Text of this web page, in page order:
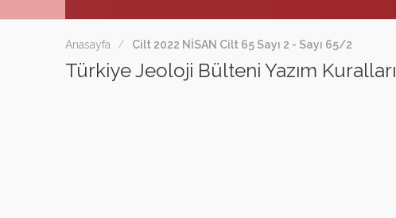
Anasayfa Cilt 2022 NİSAN Cilt 65 Sayı 2 - Sayı 65/2
Türkiye Jeoloji Bülteni Yazım Kuralları